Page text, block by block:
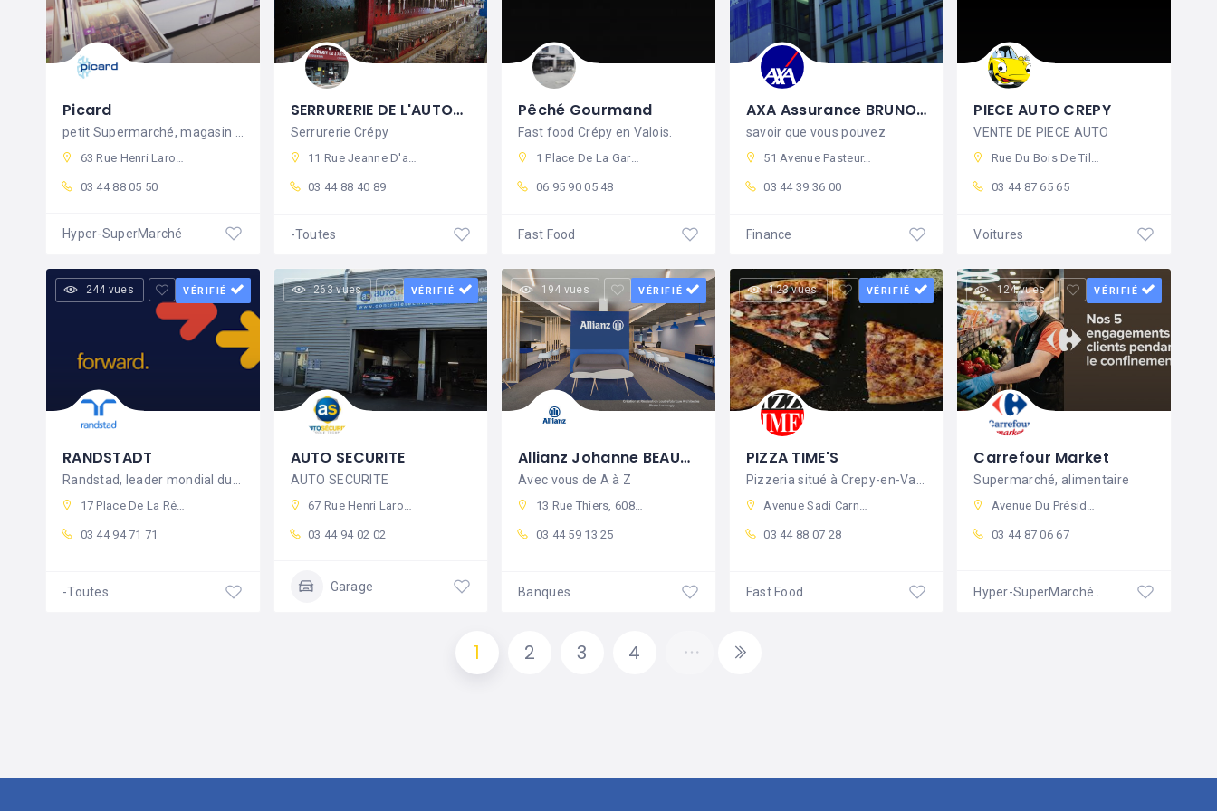
Picard
63 Rue Henri Laroche, 60800 Crépy-en-Valois, France
03 44 88 05 50
Hyper-SuperMarché Fermé
SERRURERIE DE L'AUTOMNE
Serrurerie Crépy
11 Rue Jeanne D'arc, 60800 Crépy-en-Valois, France
03 44 88 40 89
-Toutes
Pêché Gourmand
Fast food Crépy en Valois.
1 Place De La Gare, 60800 Crépy-en-Valois, France
06 95 90 05 48
Fast Food
AXA Assurance BRUNO FORTIER
savoir que vous pouvez
51 Avenue Pasteur, 60800 Crépy-en-Valois, France
03 44 39 36 00
Finance
PIECE AUTO CREPY
VENTE DE PIECE AUTO
Rue Du Bois De Tillet, 60800 Crépy-en-Valois, France
03 44 87 65 65
Voitures
244 vues VÉRIFIÉ
RANDSTADT
17 Place De La République, 60800 Crépy-en-Valois, France
03 44 94 71 71
-Toutes
263 vues VÉRIFIÉ
AUTO SECURITE
AUTO SECURITE
67 Rue Henri Laroche, 60800 Crépy-en-Valois, France
03 44 94 02 02
Garage
194 vues VÉRIFIÉ
Allianz Johanne BEAUDRY
Avec vous de A à Z
13 Rue Thiers, 60800 Crépy-en-Valois, France
03 44 59 13 25
Banques
123 vues VÉRIFIÉ
PIZZA TIME'S
Avenue Sadi Carnot, 60800 Crépy-en-Valois, France
03 44 88 07 28
Fast Food
124 vues VÉRIFIÉ
Carrefour Market
Supermarché, alimentaire
Avenue Du Président John Kennedy, 60800 Crépy-en-Valois, France
03 44 87 06 67
Hyper-SuperMarché Fermé
1 2 3 4